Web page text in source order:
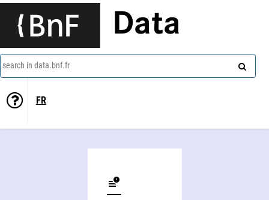
Data
search in data.bnf.fr
FR